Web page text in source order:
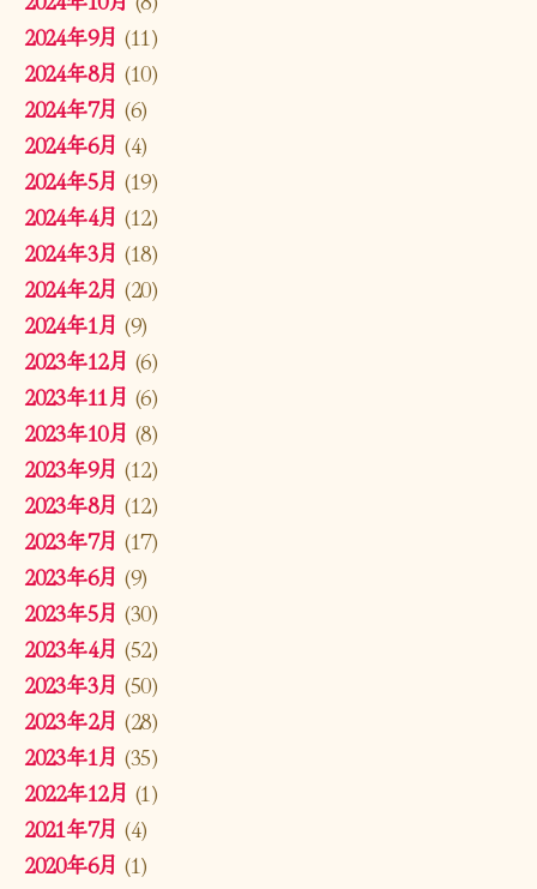
2024年9月 (11)
2024年8月 (10)
2024年7月 (6)
2024年6月 (4)
2024年5月 (19)
2024年4月 (12)
2024年3月 (18)
2024年2月 (20)
2024年1月 (9)
2023年12月 (6)
2023年11月 (6)
2023年10月 (8)
2023年9月 (12)
2023年8月 (12)
2023年7月 (17)
2023年6月 (9)
2023年5月 (30)
2023年4月 (52)
2023年3月 (50)
2023年2月 (28)
2023年1月 (35)
2022年12月 (1)
2021年7月 (4)
2020年6月 (1)